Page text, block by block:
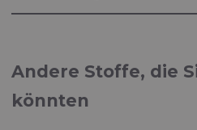
Andere Stoffe, die
könnten